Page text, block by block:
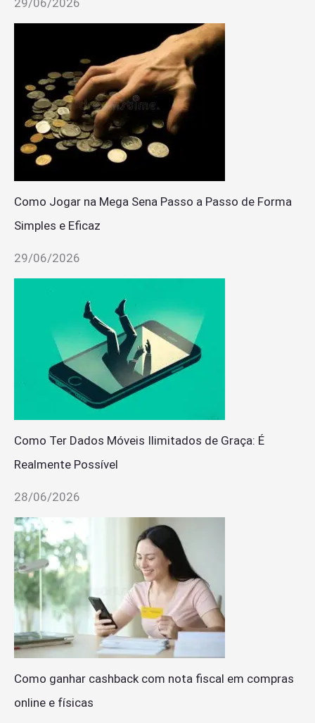
29/06/2026
Como Jogar na Mega Sena Passo a Passo de Forma
Simples e Eficaz
29/06/2026
Como Ter Dados Móveis Ilimitados de Graça: É
Realmente Possível
28/06/2026
Como ganhar cashback com nota fiscal em compras
online e físicas